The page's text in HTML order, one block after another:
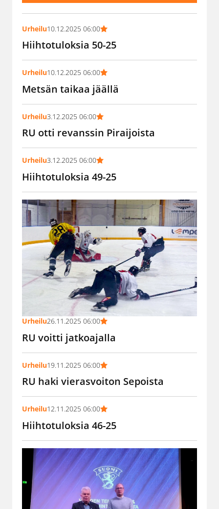
Urheilu10.12.2025 06:00
Hiihtotuloksia 50-25
Urheilu10.12.2025 06:00
Metsän taikaa jäällä
Urheilu3.12.2025 06:00
RU otti revanssin Piraijoista
Urheilu3.12.2025 06:00
Hiihtotuloksia 49-25
Urheilu26.11.2025 06:00
RU voitti jatkoajalla
Urheilu19.11.2025 06:00
RU haki vierasvoiton Sepoista
Urheilu12.11.2025 06:00
Hiihtotuloksia 46-25